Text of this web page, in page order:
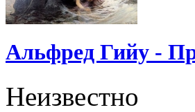
Альфред Гийу -
Неизвестно